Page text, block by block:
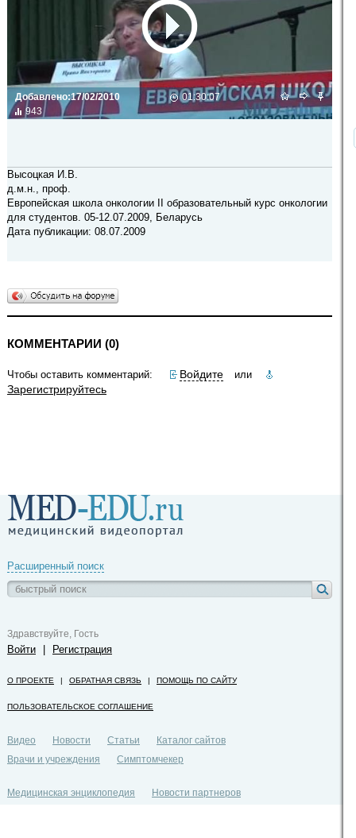
Добавлено:17/02/2010
943
01:30:07
Высоцкая И.В.
д.м.н., проф.
Европейская школа онкологии II образовательный курс онкологии
для студентов. 05-12.07.2009, Беларусь
Дата публикации: 08.07.2009
КОММЕНТАРИИ (0)
Чтобы оставить комментарий: Войдите или
Зарегистрируйтесь
Расширенный поиск
Здравствуйте, Гость
Войти Регистрация
О ПРОЕКТЕ | ОБРАТНАЯ СВЯЗЬ | ПОМОЩЬ ПО САЙТУ
ПОЛЬЗОВАТЕЛЬСКОЕ СОГЛАШЕНИЕ
Видео Новости Статьи
Каталог сайтов
Врачи и учреждения
Симптомчекер
Медицинская энциклопедия
Новости партнеров